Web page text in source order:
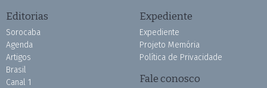
Editorias
Sorocaba
Agenda
Artigos
Brasil
Canal 1
Expediente
Expediente
Projeto Memória
Política de Privacidade
Fale conosco